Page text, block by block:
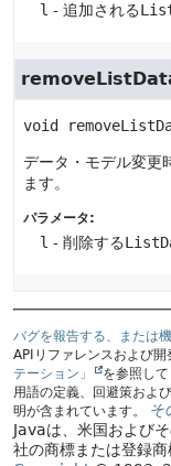
l - 追加される
void
データ・モデル変更
ます。
パラメータ:
l - 削除する
バグを報告する、または
APIリファレンスおよび開
テーション」
を参照し
用語の定義、回避策およ
明が含まれています。
そ
Javaは、米国および
社の商標または登録商